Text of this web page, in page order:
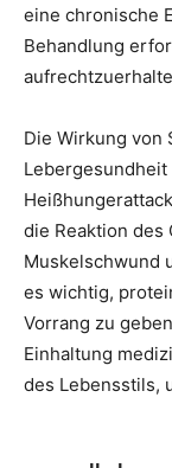
eine chronische
Behandlung
Die Wirkung von
die Reaktion des
Muskelschwund
es wichtig,
Vorrang zu
Einhaltung
des Lebensstils,